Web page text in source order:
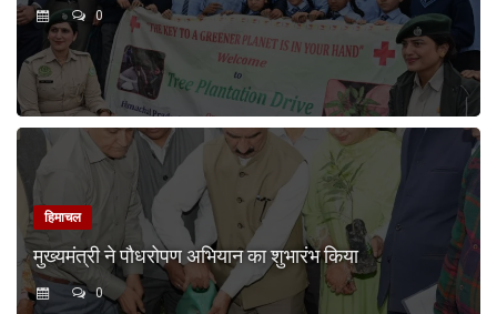
0
हिमाचल
मुख्यमंत्री ने पौधरोपण अभियान का शुभारंभ किया
0